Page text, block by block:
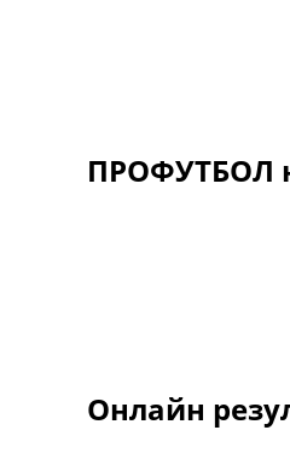
ПРОФУТБОЛ
Онлайн